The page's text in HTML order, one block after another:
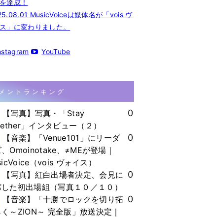
達成！
MusicVoiceは媒体名が「vois ヴ
」に変わりました。
YouTube
ントランキング
【写真】写真・「Stay
」インタビュー（２）
0
【音楽】「Venue101」にリーダ
、Omoinotake、≠MEが登場｜
（vois ヴォイス）
0
【写真】紅白出場者決定、会見に
た初出場組（写真１０／１０）
0
【音楽】「十勝でロックを切り拓
～ZION～ 完全版」放送決定｜
0